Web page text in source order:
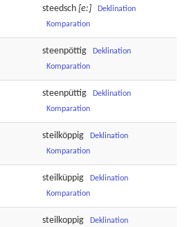
steedsch [e:]
Deklination
Komparation
steenpöttig
Deklination
Komparation
steenpüttig
Deklination
Komparation
steilköppig
Deklination
Komparation
steilküppig
Deklination
Komparation
steilkoppig
Deklination